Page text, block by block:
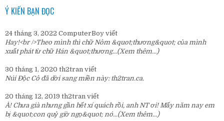
Ý KIẾN BẠN ĐỌC
24 tháng 3, 2022 ComputerBoy viết
Hay!<br />Theo mình thì chữ Nôm &quot;thương&quot; của mình
xuất phát từ chữ Hán &quot;thương...(Xem thêm...)
30 tháng 1, 2020 th2tran viết
Núi Độc Cô đã dời sang miền này: th2tran.ca.
20 tháng 12, 2019 th2tran viết
À! Chưa già nhưng gần hết xí quách rồi, anh NT ơi! Mấy năm nay em
bị &quot;con quỷ giờ ngọ&quot; nó...(Xem thêm...)